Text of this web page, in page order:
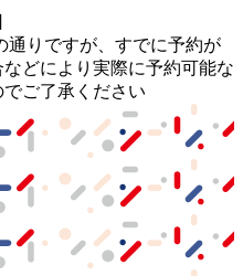
りですが、すでに予約が
どにより実際に予約可能な
ご了承ください